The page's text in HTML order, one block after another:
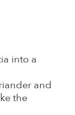
into a
and
the